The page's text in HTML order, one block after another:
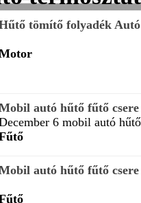
tömítő folyadék
autó hűtő fűtő csere
6 mobil autó
autó hűtő fűtő csere